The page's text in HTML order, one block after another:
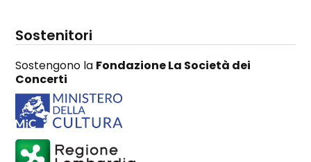
Sostenitori
Sostengono la Fondazione La Società dei
Concerti